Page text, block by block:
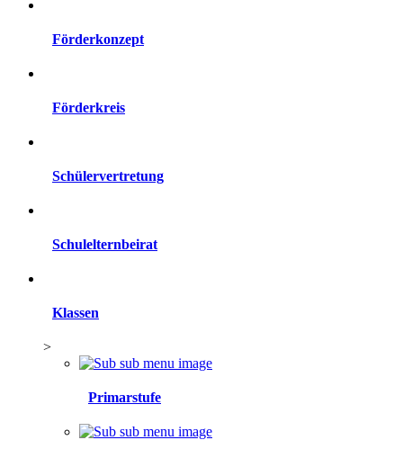
Förderkonzept
Förderkreis
Schülervertretung
Schulelternbeirat
Klassen
>
Primarstufe